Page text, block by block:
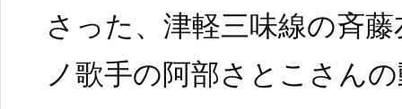
さった、津軽三味線の斉
ノ歌手の阿部さとこさん